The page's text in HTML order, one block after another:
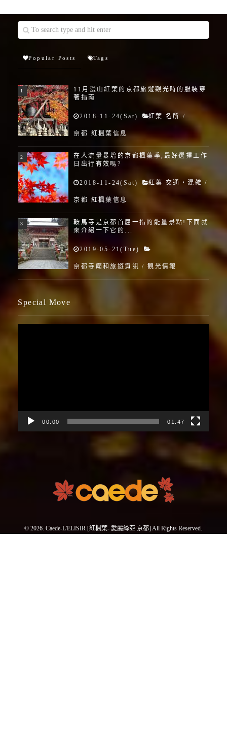
Popular Posts Tags
11月漫山紅葉的京都旅遊觀光時的服裝穿
著指南
2018-11-24(Sat) 紅葉 名所/
京都 紅楓葉信息
在人流量暴增的京都楓葉季,最好選擇工作
日出行有效嗎?
2018-11-24(Sat) 紅葉 交通・混雑 /
京都 紅楓葉信息
鞍馬寺是京都首屈一指的能量景點!下面就
來介紹一下它的...
2019-05-21(Tue)
京都寺廟和旅遊資訊 /観光情報
Special Move
00:00 01:47
© 2026. Caede-L'ELISIR [紅楓葉- 愛麗絲亞 京都] All Rights Reserved.